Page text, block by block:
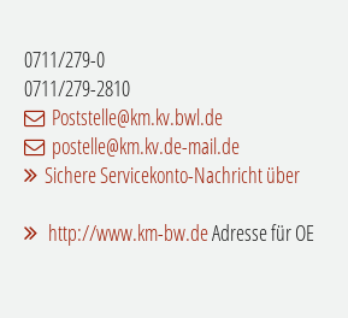
0711/279-0
0711/279-2810
Poststelle@km.kv.bwl.de
postelle@km.kv.de-mail.de
Sichere Servicekonto-Nachricht über
http://www.km-bw.deAdresse für OE